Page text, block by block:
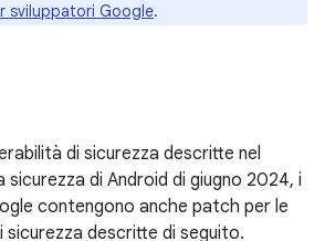
sviluppatori Google.
di sicurezza descritte nel
sicurezza di Android di giugno 2024, i
contengono anche patch per le
sicurezza descritte di seguito.